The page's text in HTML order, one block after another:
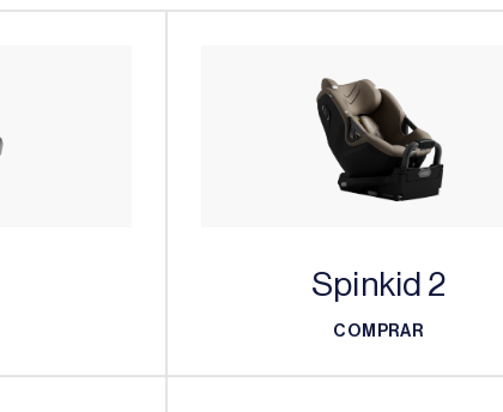
Spinkid 2
COMPRAR